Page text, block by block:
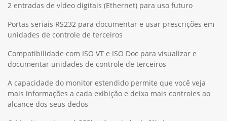
2 entradas de vídeo digitais (Ethernet) para uso futuro
Portas seriais RS232 para documentar e usar prescrições em
unidades de controle de terceiros
Compatibilidade com ISO VT e ISO Doc para visualizar e
documentar unidades de controle de terceiros
A capacidade do monitor estendido permite que você veja
mais informações a cada exibição e deixa mais controles ao
alcance dos seus dedos